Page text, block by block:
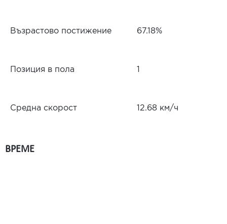
Възрастово постижение 67.18%
Позиция в пола 1
Средна скорост 12.68 км/ч
ВРЕМЕ